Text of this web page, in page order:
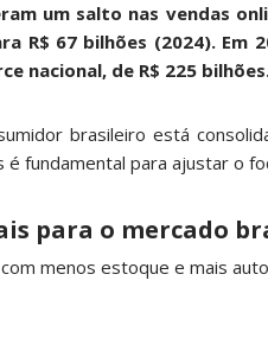
um salto nas vendas
R$ 67 bilhões (2024). Em
nacional, de R$ 225
brasileiro está
fundamental para ajustar o
para o mercado
menos estoque e mais